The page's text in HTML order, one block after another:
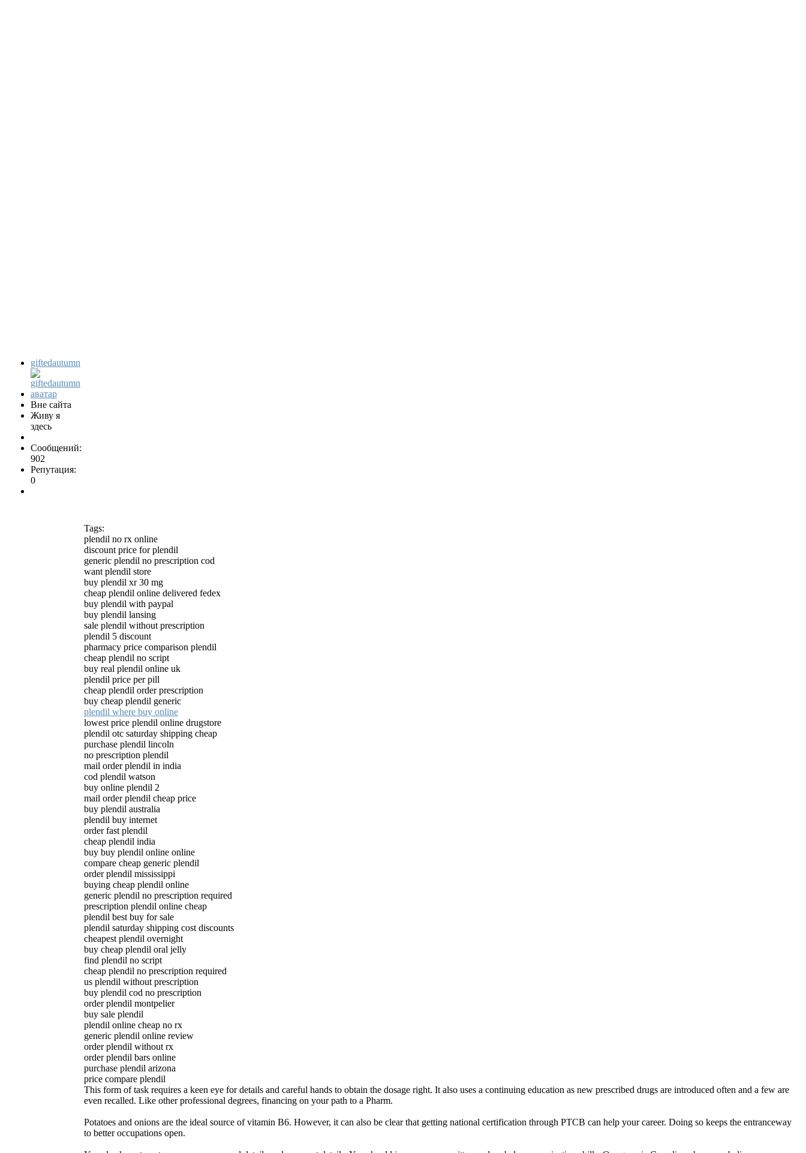
giftedautumn
Вне сайта
Живу я
здесь
Сообщений:
902
Репутация:
0
Tags:
plendil no rx online
discount price for plendil
generic plendil no prescription cod
want plendil store
buy plendil xr 30 mg
cheap plendil online delivered fedex
buy plendil with paypal
buy plendil lansing
sale plendil without prescription
plendil 5 discount
pharmacy price comparison plendil
cheap plendil no script
buy real plendil online uk
plendil price per pill
cheap plendil order prescription
buy cheap plendil generic
plendil where buy online
lowest price plendil online drugstore
plendil otc saturday shipping cheap
purchase plendil lincoln
no prescription plendil
mail order plendil in india
cod plendil watson
buy online plendil 2
mail order plendil cheap price
buy plendil australia
plendil buy internet
order fast plendil
cheap plendil india
buy buy plendil online online
compare cheap generic plendil
order plendil mississippi
buying cheap plendil online
generic plendil no prescription required
prescription plendil online cheap
plendil best buy for sale
plendil saturday shipping cost discounts
cheapest plendil overnight
buy cheap plendil oral jelly
find plendil no script
cheap plendil no prescription required
us plendil without prescription
buy plendil cod no prescription
order plendil montpelier
buy sale plendil
plendil online cheap no rx
generic plendil online review
order plendil without rx
order plendil bars online
purchase plendil arizona
price compare plendil
This form of task requires a keen eye for details and careful hands to obtain the dosage right. It also uses a continuing education as new prescribed drugs are introduced often and a few are
even recalled. Like other professional degrees, financing on your path to a Pharm.
Potatoes and onions are the ideal source of vitamin B6. However, it can also be clear that getting national certification through PTCB can help your career. Doing so keeps the entranceway
to better occupations open.